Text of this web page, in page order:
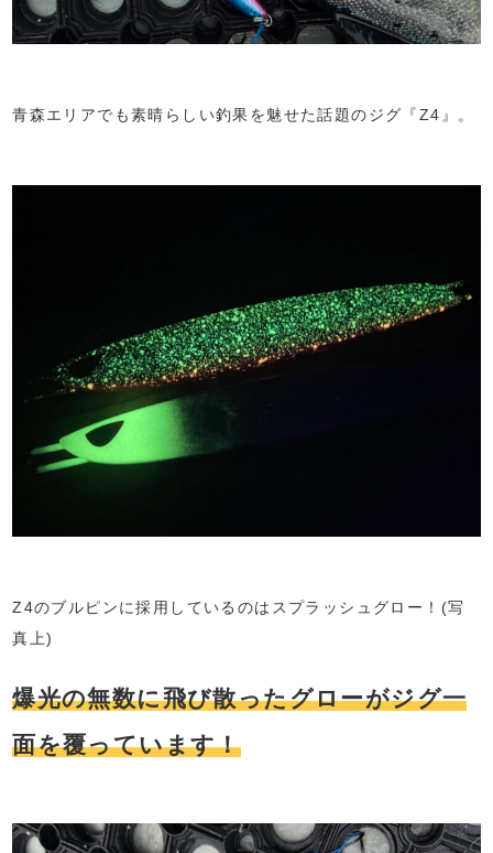
青森エリアでも素晴らしい釣果を魅せた話題のジグ『Z4』。
Z4のブルピンに採用しているのはスプラッシュグロー！(写
真上)
爆光の無数に飛び散ったグローがジグ一
面を覆っています！